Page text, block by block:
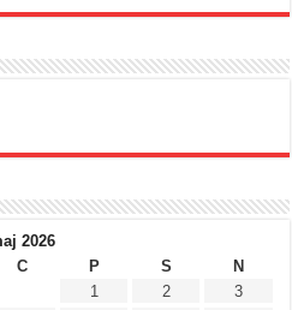
2026
C P S
N
1
2
3